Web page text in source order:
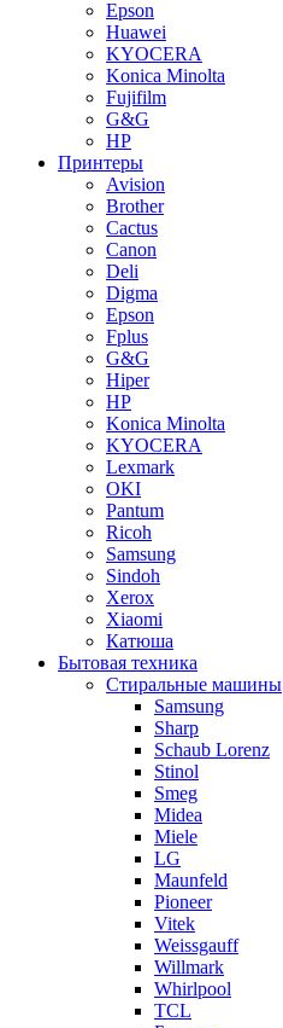
Epson
Huawei
KYOCERA
Konica Minolta
Fujifilm
G&G
HP
Принтеры
Avision
Brother
Cactus
Canon
Deli
Digma
Epson
Fplus
G&G
Hiper
HP
Konica Minolta
KYOCERA
Lexmark
OKI
Pantum
Ricoh
Samsung
Sindoh
Xerox
Xiaomi
Катюша
Бытовая техника
Стиральные машины
Samsung
Sharp
Schaub Lorenz
Stinol
Smeg
Midea
Miele
LG
Maunfeld
Pioneer
Vitek
Weissgauff
Willmark
Whirlpool
TCL